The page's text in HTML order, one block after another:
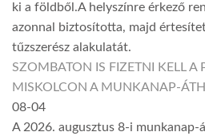
ki a földből.A helyszínre érkező
azonnal biztosította, majd
tűzszerész alakulatát.
SZOMBATON IS FIZETNI KELL A
MISKOLCON A MUNKANAP-
08-04
A 2026. augusztus 8-i munkanap-